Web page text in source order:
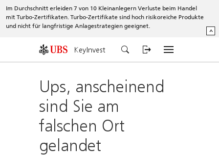
Im Durchschnitt erleiden 7 von 10 Kleinanlegern Verluste beim Handel
mit Turbo-Zertifikaten. Turbo-Zertifikate sind hoch risikoreiche Produkte
und nicht für langfristige Anlagestrategien geeignet.
^
KeyInvest
Ups, anscheinend
sind Sie am
falschen Ort
gelandet